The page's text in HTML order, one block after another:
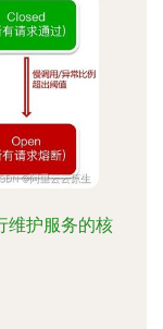
维护服务的核